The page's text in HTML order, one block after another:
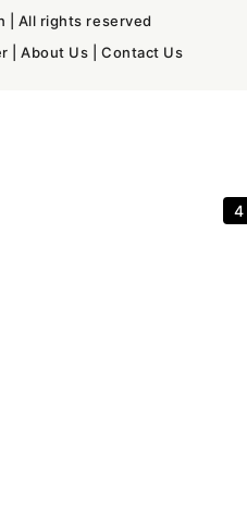
| All rights reserved
|About Us |Contact Us
3